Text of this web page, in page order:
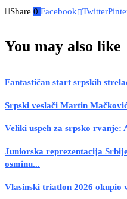
Share 0 Facebook Twitter
You may also like
Fantastičan start srpskih
Srpski veslači Martin
Veliki uspeh za srpsko rvanje:
Juniorska reprezentacija
osminu...
Vlasinski triatlon 2026 okupio